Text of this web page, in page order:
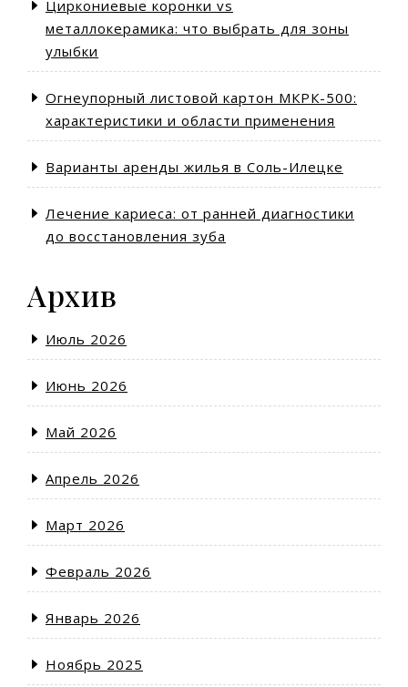
Циркониевые коронки vs
металлокерамика: что выбрать для зоны
улыбки
Огнеупорный листовой картон МКРК-500:
характеристики и области применения
Варианты аренды жилья в Соль-Илецке
Лечение кариеса: от ранней диагностики
до восстановления зуба
Архив
Июль 2026
Июнь 2026
Май 2026
Апрель 2026
Март 2026
Февраль 2026
Январь 2026
Ноябрь 2025